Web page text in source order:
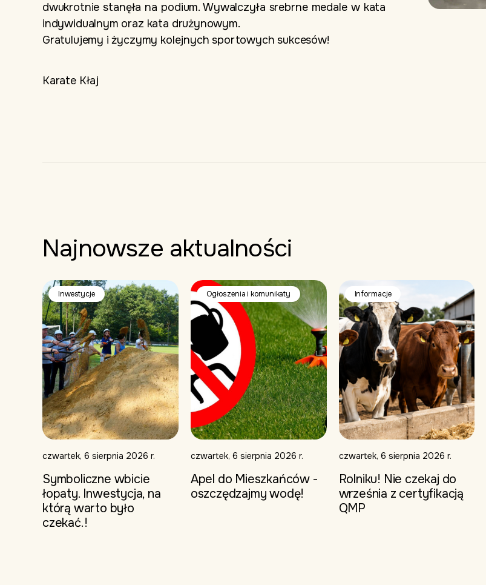
dwukrotnie stanęła na podium. Wywalczyła srebrne medale w kata
indywidualnym oraz kata drużynowym.
Gratulujemy i życzymy kolejnych sportowych sukcesów!
Karate Kłaj
Najnowsze aktualności
Inwestycje
czwartek, 6 sierpnia 2026 r.
Symboliczne wbicie
łopaty. Inwestycja, na
którą warto było
czekać.!
Ogłoszenia i komunikaty
czwartek, 6 sierpnia 2026 r.
Apel do Mieszkańców -
oszczędzajmy wodę!
Informacje
czwartek, 6 sierpnia 2026 r.
Rolniku! Nie czekaj do
września z certyfikacją
QMP